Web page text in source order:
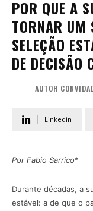
POR QUE A
TORNAR
SELEÇÃO
DE DECISÃO
AUTOR
Linkedin
Por Fabio Sarrico*
Durante décadas, a
estável: a de que o